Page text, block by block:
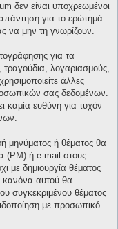
δεν είναι υποχρεωμένοι
για το ερώτημά
να μην τη γνωρίζουν.
για τα
τραγούδια, λογαριασμούς,
άλλες
σας δεδομένων.
καμία ευθύνη για τυχόν
μηνύματος ή θέματος θα
(PM) ή e-mail στους
με δημιουργία θέματος
αυτού θα
συγκεκριμένου θέματος
με προσωπικό